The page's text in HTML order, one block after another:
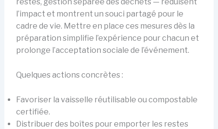
restes, gestion séparée des déchets — réduisent
l’impact et montrent un souci partagé pour le
cadre de vie. Mettre en place ces mesures dès la
préparation simplifie l’expérience pour chacun et
prolonge l’acceptation sociale de l’événement.
Quelques actions concrètes :
Favoriser la vaisselle réutilisable ou compostable
certifiée.
Distribuer des boîtes pour emporter les restes